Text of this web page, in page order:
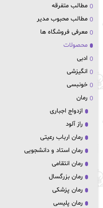
مطالب متفرقه
مطالب محبوب مدیر
معرفی فروشگاه ها
محصولات
ادبی
انگیزشی
خونبسی
رمان
ازدواج اجباری
راز آلود
رمان ارباب رعیتی
رمان استاد و دانشجویی
رمان انتقامی
رمان بزرگسال
رمان پزشکی
رمان پلیسی